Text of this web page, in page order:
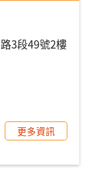
3段49號2樓
更多資訊